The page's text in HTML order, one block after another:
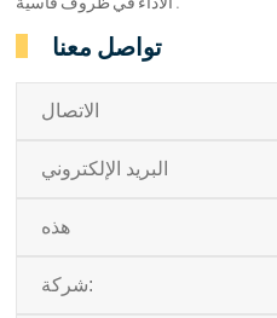
تواصل معنا